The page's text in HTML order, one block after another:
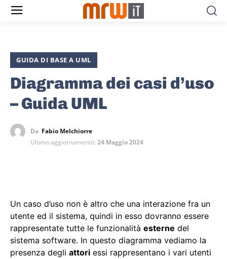
GUIDA DI BASE A UML
Diagramma dei casi d’uso
– Guida UML
Da Fabio Melchiorre
Ultimo aggiornamento: 24 Maggio 2024
Un caso d’uso non è altro che una interazione fra un
utente ed il sistema, quindi in esso dovranno essere
rappresentate tutte le funzionalità esterne del
sistema software. In questo diagramma vediamo la
presenza degli attori essi rappresentano i vari utenti